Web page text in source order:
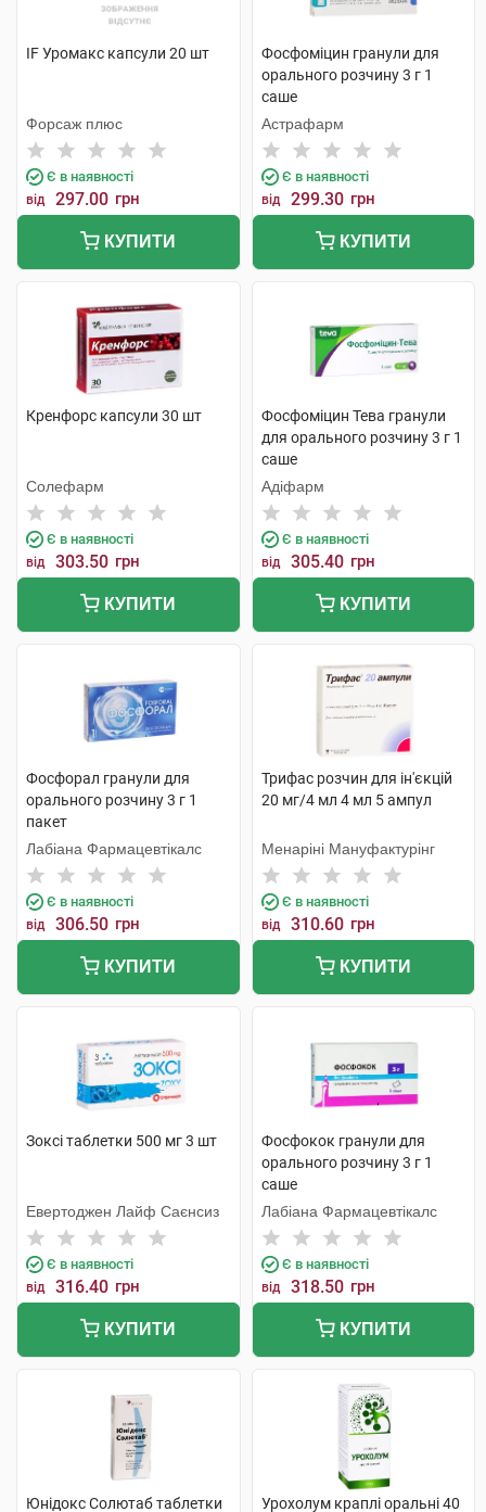
IF Уромакс капсули 20 шт
Форсаж плюс
Є в наявності
від 297.00 грн
КУПИТИ
Фосфоміцин гранули для
орального розчину 3 г 1
саше
Астрафарм
Є в наявності
від 299.30 грн
КУПИТИ
Кренфорс капсули 30 шт
Солефарм
Є в наявності
від 303.50 грн
КУПИТИ
Фосфоміцин Тева гранули
для орального розчину 3 г 1
саше
Адіфарм
Є в наявності
від 305.40 грн
КУПИТИ
Фосфорал гранули для
орального розчину 3 г 1
пакет
Лабіана Фармацевтікалс
Є в наявності
від 306.50 грн
КУПИТИ
Трифас розчин для ін'єкцій
20 мг/4 мл 4 мл 5 ампул
Менаріні Мануфактурінг
Є в наявності
від 310.60 грн
КУПИТИ
Зоксі таблетки 500 мг 3 шт
Евертоджен Лайф Саєнсиз
Є в наявності
від 316.40 грн
КУПИТИ
Фосфокок гранули для
орального розчину 3 г 1
саше
Лабіана Фармацевтікалс
Є в наявності
від 318.50 грн
КУПИТИ
Юнідокс Солютаб таблетки Урохолум краплі оральні 40